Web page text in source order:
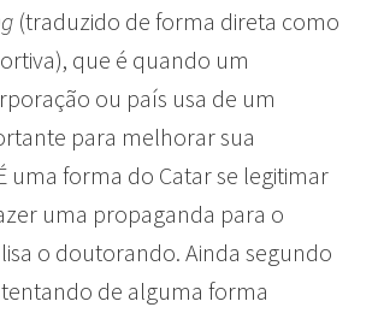
(traduzido de forma direta como
que é quando um
ou país usa de um
para melhorar sua
uma forma do Catar se legitimar
uma propaganda para o
o doutorando. Ainda segundo
de alguma forma